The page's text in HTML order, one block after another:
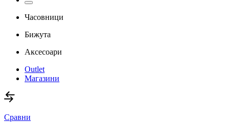
Часовници
Бижута
Аксесоари
Outlet
Магазини
Сравни